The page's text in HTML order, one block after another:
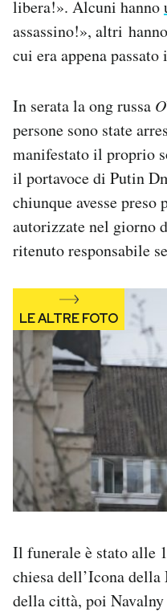
libera!». Alcuni hanno
assassino!», altri
cui era appena
In serata la ong russa
persone sono state
manifestato il proprio
il portavoce di Putin
chiunque avesse
autorizzate nel giorno
ritenuto responsabile
Il funerale è stato alle
chiesa dell’Icona
della città, poi